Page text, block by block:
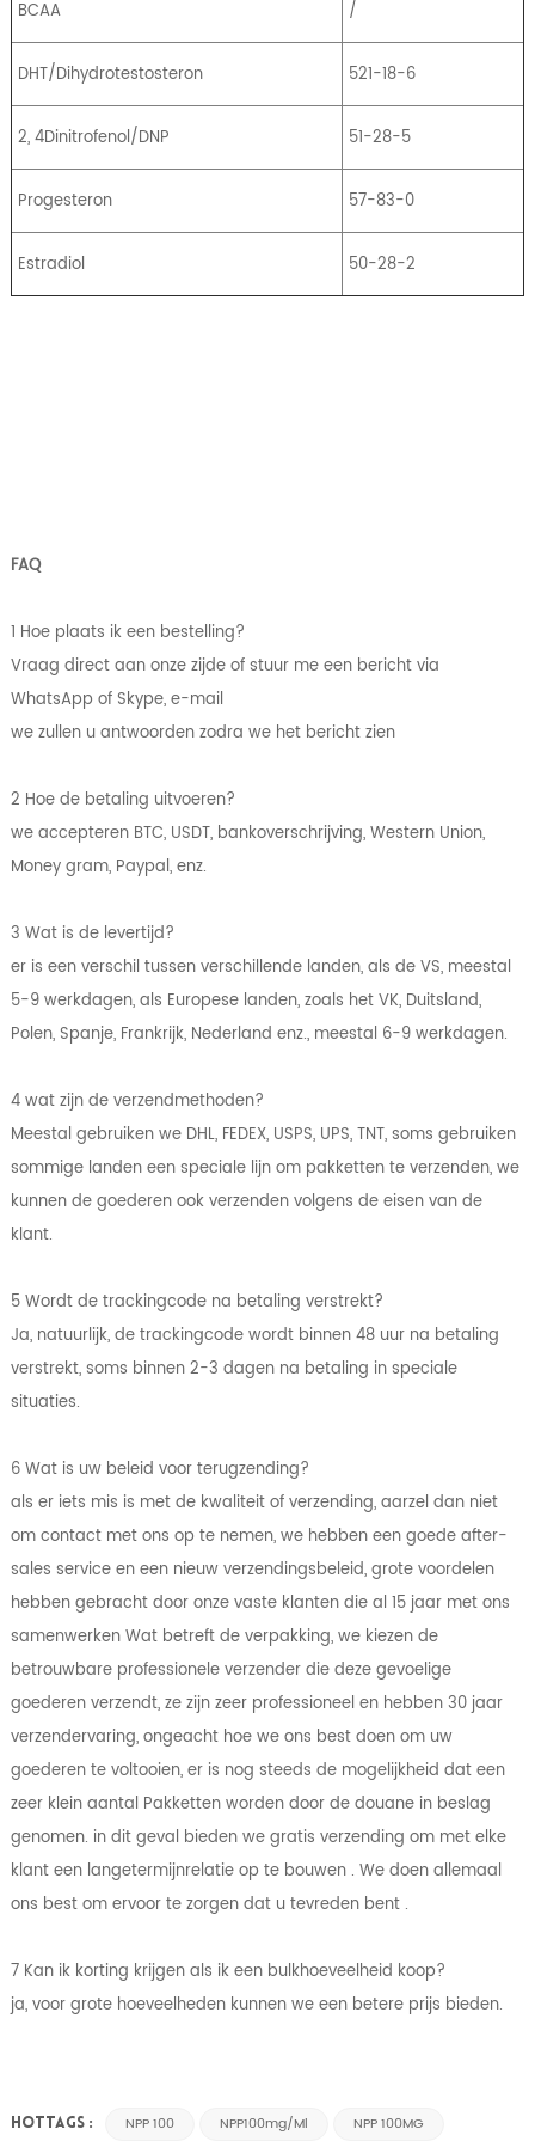
BCAA /
DHT/Dihydrotestosteron 521-18-6
2, 4Dinitrofenol/DNP 51-28-5
Progesteron 57-83-0
Estradiol 50-28-2
FAQ
1 Hoe plaats ik een bestelling?
Vraag direct aan onze zijde of stuur me een bericht via
WhatsApp of Skype, e-mail
we zullen u antwoorden zodra we het bericht zien
2 Hoe de betaling uitvoeren?
we accepteren BTC, USDT, bankoverschrijving, Western Union,
Money gram, Paypal, enz.
3 Wat is de levertijd?
er is een verschil tussen verschillende landen, als de VS, meestal
5-9 werkdagen, als Europese landen, zoals het VK, Duitsland,
Polen, Spanje, Frankrijk, Nederland enz., meestal 6-9 werkdagen.
4 wat zijn de verzendmethoden?
Meestal gebruiken we DHL, FEDEX, USPS, UPS, TNT, soms gebruiken
sommige landen een speciale lijn om pakketten te verzenden, we
kunnen de goederen ook verzenden volgens de eisen van de
klant.
5 Wordt de trackingcode na betaling verstrekt?
Ja, natuurlijk, de trackingcode wordt binnen 48 uur na betaling
verstrekt, soms binnen 2-3 dagen na betaling in speciale
situaties.
6 Wat is uw beleid voor terugzending?
als er iets mis is met de kwaliteit of verzending, aarzel dan niet
om contact met ons op te nemen, we hebben een goede after-
sales service en een nieuw verzendingsbeleid, grote voordelen
hebben gebracht door onze vaste klanten die al 15 jaar met ons
samenwerken Wat betreft de verpakking, we kiezen de
betrouwbare professionele verzender die deze gevoelige
goederen verzendt, ze zijn zeer professioneel en hebben 30 jaar
verzendervaring, ongeacht hoe we ons best doen om uw
goederen te voltooien, er is nog steeds de mogelijkheid dat een
zeer klein aantal Pakketten worden door de douane in beslag
genomen. in dit geval bieden we gratis verzending om met elke
klant een langetermijnrelatie op te bouwen . We doen allemaal
ons best om ervoor te zorgen dat u tevreden bent .
7 Kan ik korting krijgen als ik een bulkhoeveelheid koop?
ja, voor grote hoeveelheden kunnen we een betere prijs bieden.
HOTTAGS : NPP 100 NPP100mg/ml
NPP 100MG